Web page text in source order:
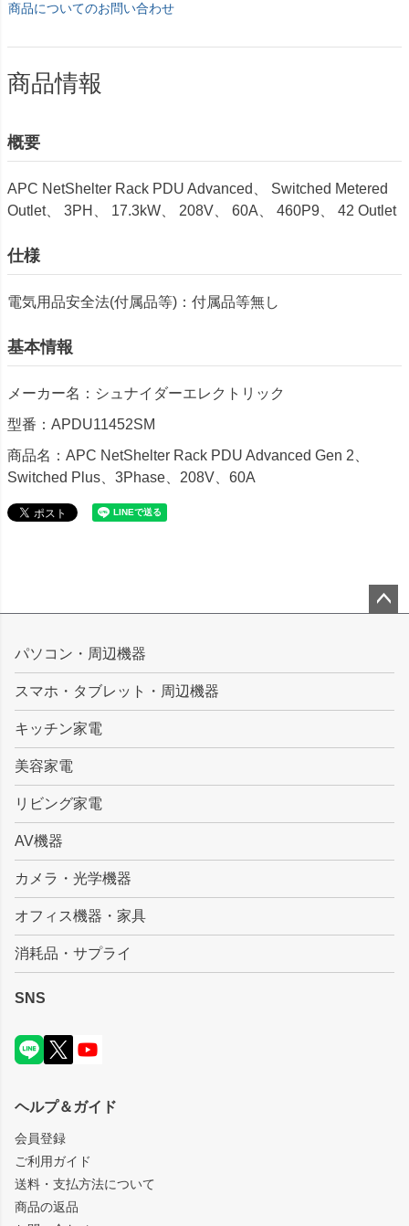
商品についてのお問い合わせ
商品情報
概要
APC NetShelter Rack PDU Advanced、 Switched Metered
Outlet、 3PH、 17.3kW、 208V、 60A、 460P9、 42 Outlet
仕様
電気用品安全法(付属品等)：付属品等無し
基本情報
メーカー名：シュナイダーエレクトリック
型番：APDU11452SM
商品名：APC NetShelter Rack PDU Advanced Gen 2、
Switched Plus、3Phase、208V、60A
ップ
パソコン・周辺機器
スマホ・タブレット・周辺機器
キッチン家電
美容家電
リビング家電
AV機器
カメラ・光学機器
オフィス機器・家具
消耗品・サプライ
SNS
ヘルプ＆ガイド
会員登録
ご利用ガイド
送料・支払方法について
商品の返品